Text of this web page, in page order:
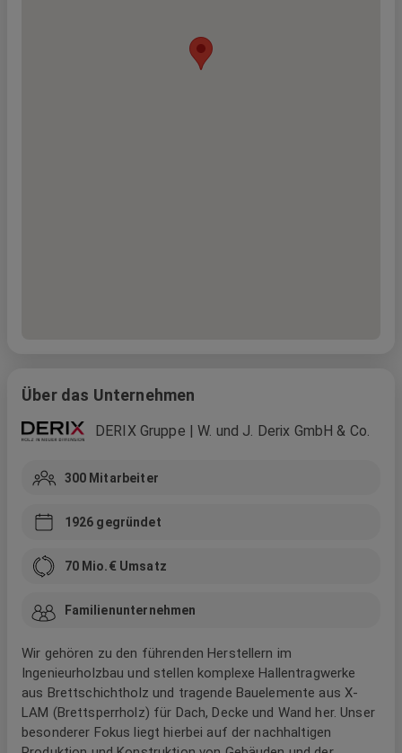
Über das Unternehmen
DERIX Gruppe | W. und J. Derix GmbH & Co.
300 Mitarbeiter
1926 gegründet
70 Mio.€ Umsatz
Familienunternehmen
Wir gehören zu den führenden Herstellern im
Ingenieurholzbau und stellen komplexe Hallentragwerke
aus Brettschichtholz und tragende Bauelemente aus X-
LAM (Brettsperrholz) für Dach, Decke und Wand her. Unser
besonderer Fokus liegt hierbei auf der nachhaltigen